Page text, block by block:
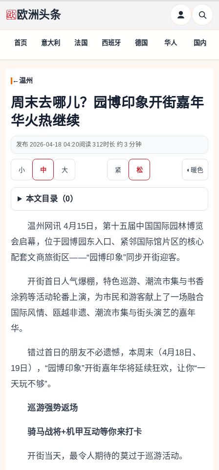
欧洲头条
首页 意大利 法国 西班牙 德国 华人 国内
温州
周末去哪儿？园博印象开街嘉年
华火热继续
2026-04-18 04:20 312 约 3 分钟
小 中 大 紧 松 ◐ 暖色
本文目录（0）
温州网讯 4月15日，第十五届中国国际园林博览
会启幕，位于园博园东入口、紧邻国际馆片区的核心
配套文商旅街区——“园博印象”同步开街迎客。
开街首日人气爆棚，特色巡游、潮流市集与书香
涂鸦等活动轮番上演，为市民和游客献上了一场融合
国际风情、瓯越非遗、潮流市集与街头演艺的嘉年
华。
错过首日的朋友不必遗憾，本周末（4月18日、
19日），“园博印象”开街嘉年华将延续狂欢，让你“一
天玩不够”。
巡游强势返场
骑马战将+机甲互动等你来打卡
开街当天，最令人期待的莫过于巡游活动。